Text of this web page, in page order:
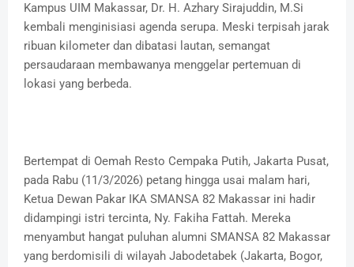
Kampus UIM Makassar, Dr. H. Azhary Sirajuddin, M.Si
kembali menginisiasi agenda serupa. Meski terpisah jarak
ribuan kilometer dan dibatasi lautan, semangat
persaudaraan membawanya menggelar pertemuan di
lokasi yang berbeda.
Bertempat di Oemah Resto Cempaka Putih, Jakarta Pusat,
pada Rabu (11/3/2026) petang hingga usai malam hari,
Ketua Dewan Pakar IKA SMANSA 82 Makassar ini hadir
didampingi istri tercinta, Ny. Fakiha Fattah. Mereka
menyambut hangat puluhan alumni SMANSA 82 Makassar
yang berdomisili di wilayah Jabodetabek (Jakarta, Bogor,